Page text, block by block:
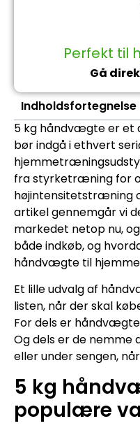
Perfekt til
Gå
Indholdsfortegnelse
5 kg håndvægte er et
bør indgå i ethvert
fra styrketræning for
højintensitetstræning
artikel gennemgår vi
markedet netop nu,
både indkøb, og
håndvægte til
Et lille udvalg af
listen, når der skal
For dels er
Og dels er de nemme
eller under sengen,
5 kg
populære